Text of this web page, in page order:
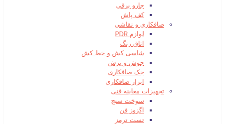
جارو برقی
کف پاش
صافکاری و نقاشی
لوازم PDR
اتاق رنگ
شاسی کش و خط کش
جوش و برش
جک صافکاری
ابزار صافکاری
تجهیزات معاینه فنی
سوخت سنج
اگزوز فن
تست ترمز